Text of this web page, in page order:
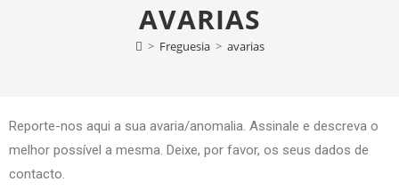
AVARIAS
> Freguesia > avarias
Reporte-nos aqui a sua avaria/anomalia. Assinale e descreva o
melhor possível a mesma. Deixe, por favor, os seus dados de
contacto.